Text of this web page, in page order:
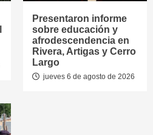
Presentaron informe
sobre educación y
afrodescendencia en
Rivera, Artigas y Cerro
Largo
jueves 6 de agosto de 2026